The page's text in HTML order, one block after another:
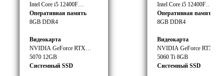
Intel Core i5 12400F
Оперативная память
8GB DDR4
Видеокарта
NVIDIA GeForce RTX
5070 12GB
Системный SSD
Intel Core i5 12400F
Оперативная память
8GB DDR4
Видеокарта
NVIDIA GeForce RTX
5060 Ti 8GB
Системный SSD